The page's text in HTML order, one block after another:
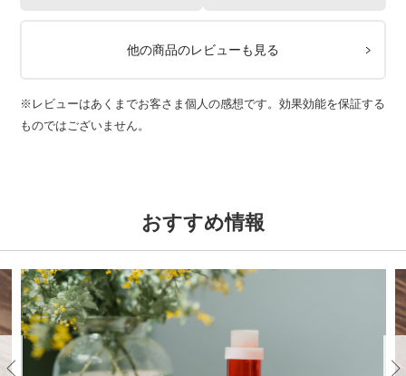
他の商品のレビューも見る
※レビューはあくまでお客さま個人の感想です。効果効能を保証する
ものではございません。
おすすめ情報
Previous